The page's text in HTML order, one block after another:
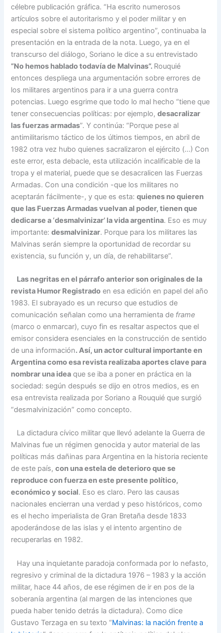
célebre publicación gráfica. “Ha escrito numerosos
artículos sobre el autoritarismo y el poder militar y en
especial sobre el sistema político argentino”, continuaba la
presentación en la entrada de la nota. Luego, ya en el
transcurso del diálogo, Soriano le dice a su entrevistado
“No hemos hablado todavía de Malvinas”. Rouquié
entonces despliega una argumentación sobre errores de
los militares argentinos para ir a una guerra contra
potencias. Luego esgrime que todo lo mal hecho “tiene que
tener consecuencias políticas: por ejemplo,desacralizar
las fuerzas armadas”. Y continúa: “Porque pese al
antimilitarismo táctico de los últimos tiempos, en abril de
1982 otra vez hubo quienes sacralizaron el ejército (…) Con
este error, esta debacle, esta utilización incalificable de la
tropa y el material, puede que se desacralicen las Fuerzas
Armadas. Con una condición -que los militares no
aceptarán fácilmente-, y que es esta:quienes no quieren
que las Fuerzas Armadas vuelvan al poder, tienen que
dedicarse a ‘desmalvinizar’ la vida argentina. Eso es muy
importante:desmalvinizar. Porque para los militares las
Malvinas serán siempre la oportunidad de recordar su
existencia, su función y, un día, de rehabilitarse”.
Las negritas en el párrafo anterior son originales de la
revista Humor Registrado en esa edición en papel del año
1983. El subrayado es un recurso que estudios de
comunicación señalan como una herramienta de frame
(marco o enmarcar), cuyo fin es resaltar aspectos que el
emisor considera esenciales en la construcción de sentido
de una información. Así, un actor cultural importante en
Argentina como esa revista realizaba aportes clave para
nombrar una idea que se iba a poner en práctica en la
sociedad: según después se dijo en otros medios, es en
esa entrevista realizada por Soriano a Rouquié que surgió
“desmalvinización” como concepto.
La dictadura cívico militar que llevó adelante la Guerra de
Malvinas fue un régimen genocida y autor material de las
políticas más dañinas para Argentina en la historia reciente
de este país,con una estela de deterioro que se
reproduce con fuerza en este presente político,
económico y social. Eso es claro. Pero las causas
nacionales encierran una verdad y peso históricos, como
es el hecho imperialista de Gran Bretaña desde 1833
apoderándose de las islas y el intento argentino de
recuperarlas en 1982.
Hay una inquietante paradoja conformada por lo nefasto,
regresivo y criminal de la dictadura 1976 – 1983 y la acción
militar, hace 44 años, de ese régimen de ir en pos de la
soberanía argentina (al margen de las intenciones que
pueda haber tenido detrás la dictadura). Como dice
Gustavo Terzaga en su texto “Malvinas: la nación frente a